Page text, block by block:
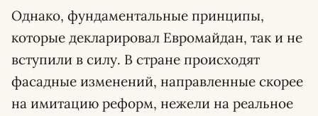
Однако, фундаментальные принципы,
которые декларировал Евромайдан, так и не
вступили в силу. В стране происходят
фасадные изменений, направленные скорее
на имитацию реформ, нежели на реальное